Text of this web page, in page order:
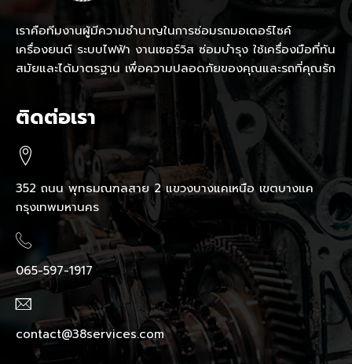
เราคือทีมงานผู้มีความชำนาญในการซ่อมรถมอเตอร์ไซค์
เครื่องยนต์ ระบบไฟฟ้า งานเซอร์วิส ซ่อมบำรุง ใช้เครื่องมือที่ทัน
สมัยและได้มาตรฐาน เพื่อความปลอดภัยของคุณและรถที่คุณรัก
ติดต่อเรา
352 ถนน พุทธมณฑลสาย 2 แขวงบางแคเหนือ เขตบางแค
กรุงเทพมหานคร
065-597-1917
contact@38services.com